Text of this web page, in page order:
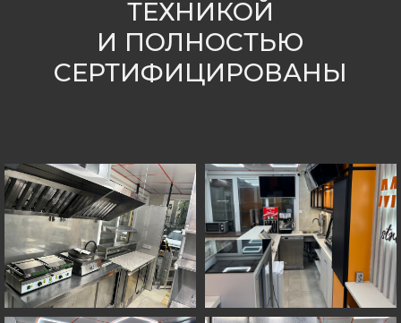
ТЕХНИКОЙ
И ПОЛНОСТЬЮ
СЕРТИФИЦИРОВАНЫ